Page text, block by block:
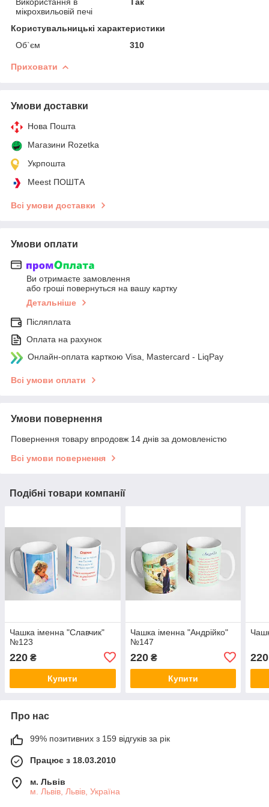
мікрохвильовій печі
Користувальницькі характеристики
Об`єм
310
Приховати
Умови доставки
Нова Пошта
Магазини Rozetka
Укрпошта
Meest ПОШТА
Всі умови доставки
Умови оплати
Ви отримаєте замовлення
або гроші повернуться на вашу картку
Детальніше
Післяплата
Оплата на рахунок
Онлайн-оплата карткою Visa, Mastercard - LiqPay
Всі умови оплати
Умови повернення
Повернення товару впродовж 14 днів за домовленістю
Всі умови повернення
Подібні товари компанії
Чашка іменна "Славчик"
№123
220 ₴
Купити
Чашка іменна "Андрійко"
№147
220₴
Купити
220
Про нас
99% позитивних з 159 відгуків за рік
Працює з 18.03.2010
м. Львів
м. Львів, Львів, Україна